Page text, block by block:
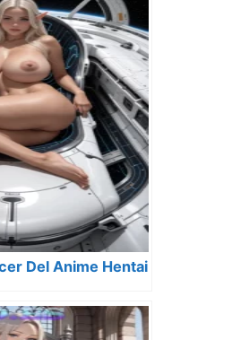
Del Anime Hentai